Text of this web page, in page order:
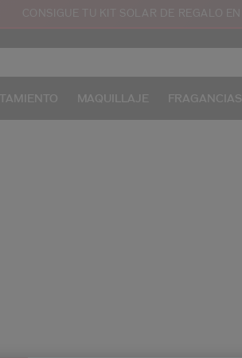
MAQUILLAJE FRAGANCIAS